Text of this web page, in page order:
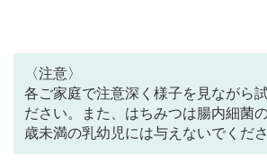
〈注意〉
各ご家庭で注意深く様子を見ながら
ださい。また、はちみつは腸内細菌
歳未満の乳幼児には与えないでくださ